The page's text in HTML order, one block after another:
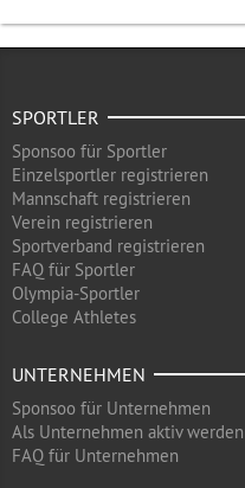
SPORTLER
Sponsoo für Sportler
Einzelsportler registrieren
Mannschaft registrieren
Verein registrieren
Sportverband registrieren
FAQ für Sportler
Olympia-Sportler
College Athletes
UNTERNEHMEN
Sponsoo für Unternehmen
Als Unternehmen aktiv werden
FAQ für Unternehmen